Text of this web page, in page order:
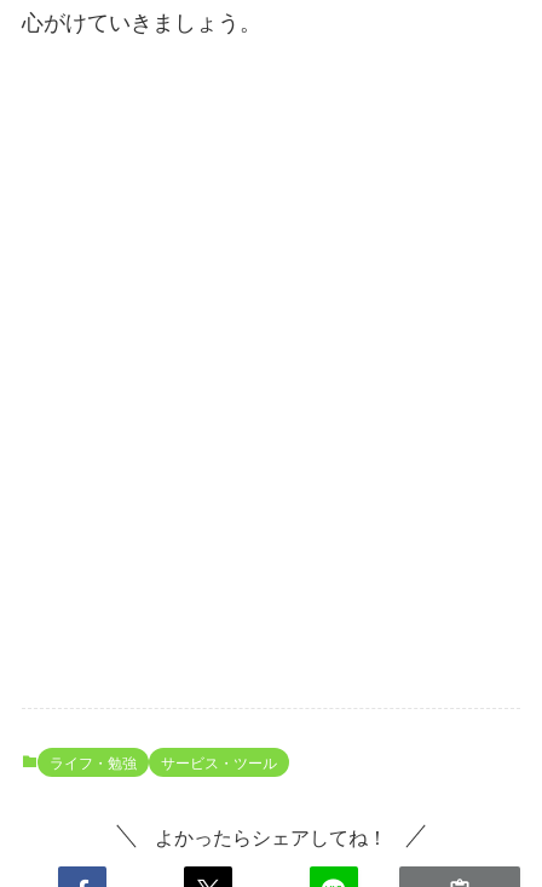
心がけていきましょう。
ライフ・勉強 サービス・ツール
よかったらシェアしてね！